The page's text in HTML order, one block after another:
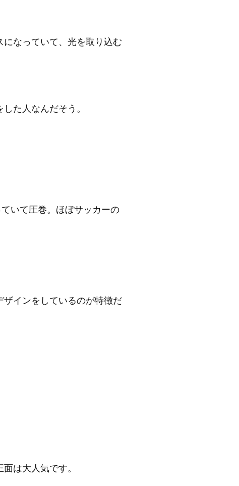
なっていて、光を取り込む
た人なんだそう。
いて圧巻。ほぼサッカーの
インをしているのが特徴だ
は大人気です。